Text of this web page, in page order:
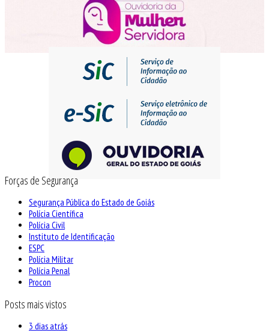
Forças de Segurança
Segurança Pública do Estado de Goiás
Polícia Científica
Polícia Civil
Instituto de Identificação
ESPC
Polícia Militar
Polícia Penal
Procon
Posts mais vistos
3 dias atrás